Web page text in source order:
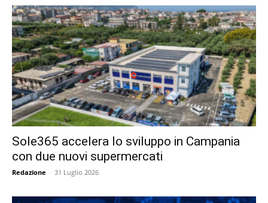
Sole365 accelera lo sviluppo in Campania
con due nuovi supermercati
Redazione - 31 Luglio 2026